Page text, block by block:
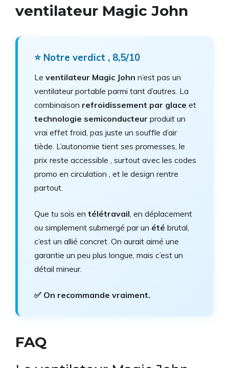
ventilateur Magic John
⭐ Notre verdict , 8,5/10
Le ventilateur Magic John n’est pas un
ventilateur portable parmi tant d’autres. La
combinaison refroidissement par glace et
technologie semiconducteur produit un
vrai effet froid, pas juste un souffle d’air
tiède. L’autonomie tient ses promesses, le
prix reste accessible , surtout avec les codes
promo en circulation , et le design rentre
partout.
Que tu sois en télétravail , en déplacement
ou simplement submergé par un été brutal,
c’est un allié concret. On aurait aimé une
garantie un peu plus longue, mais c’est un
détail mineur.
✅ On recommande vraiment.
FAQ